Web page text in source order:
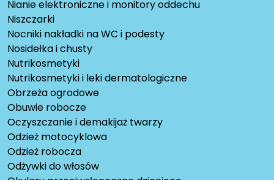
Nianie elektroniczne i monitory oddechu
Niszczarki
Nocniki nakładki na WC i podesty
Nosidełka i chusty
Nutrikosmetyki
Nutrikosmetyki i leki dermatologiczne
Obrzeża ogrodowe
Obuwie robocze
Oczyszczanie i demakijaż twarzy
Odzież motocyklowa
Odzież robocza
Odżywki do włosów